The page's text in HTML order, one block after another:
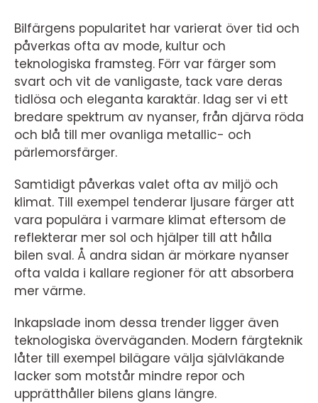
Bilfärgens popularitet har varierat över tid och
påverkas ofta av mode, kultur och
teknologiska framsteg. Förr var färger som
svart och vit de vanligaste, tack vare deras
tidlösa och eleganta karaktär. Idag ser vi ett
bredare spektrum av nyanser, från djärva röda
och blå till mer ovanliga metallic- och
pärlemorsfärger.
Samtidigt påverkas valet ofta av miljö och
klimat. Till exempel tenderar ljusare färger att
vara populära i varmare klimat eftersom de
reflekterar mer sol och hjälper till att hålla
bilen sval. Å andra sidan är mörkare nyanser
ofta valda i kallare regioner för att absorbera
mer värme.
Inkapslade inom dessa trender ligger även
teknologiska överväganden. Modern färgteknik
låter till exempel bilägare välja självläkande
lacker som motstår mindre repor och
upprätthåller bilens glans längre.